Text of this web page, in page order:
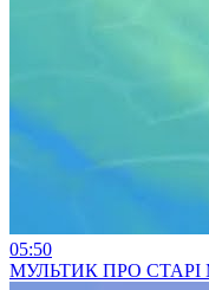
05:50
МУЛЬТИК ПРО